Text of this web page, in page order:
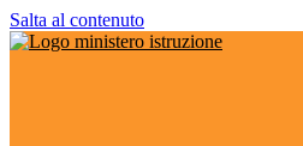
Salta al contenuto